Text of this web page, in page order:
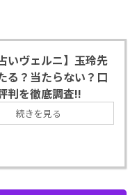
いヴェルニ】玉玲先
る？当たらない？口
判を徹底調査!!
続きを見る